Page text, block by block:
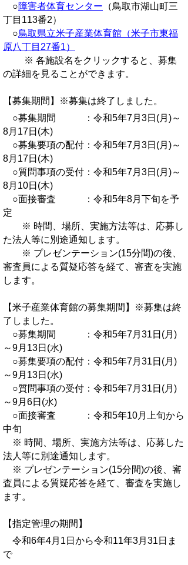
○障害者体育センター （鳥取市湖山町三
丁目113番2）
○鳥取県立米子産業体育館（米子市東福
原八丁目27番1）
※ 各施設名をクリックすると、募集
の詳細を見ることができます。
【募集期間】※募集は終了しました。
○募集期間 ：令和5年7月3日(月)～
8月17日(木)
○募集要項の配付：令和5年7月3日(月)～
8月17日(木)
○質問事項の受付：令和5年7月3日(月)～
8月10日(木)
○面接審査 ：令和5年8月下旬を予
定
※ 時間、場所、実施方法等は、応募し
た法人等に別途通知します。
※ プレゼンテーション(15分間)の後、
審査員による質疑応答を経て、審査を実施
します。
【米子産業体育館の募集期間】※募集は終
了しました。
○募集期間 ：令和5年7月31日(月)
～9月13日(水)
○募集要項の配付：令和5年7月31日(月)
～9月13日(水)
○質問事項の受付：令和5年7月31日(月)
～9月6日(水)
○面接審査 ：令和5年10月上旬から
中旬
※ 時間、場所、実施方法等は、応募した
法人等に別途通知します。
※ プレゼンテーション(15分間)の後、審
査員による質疑応答を経て、審査を実施し
ます。
【指定管理の期間】
令和6年4月1日から令和11年3月31日ま
で